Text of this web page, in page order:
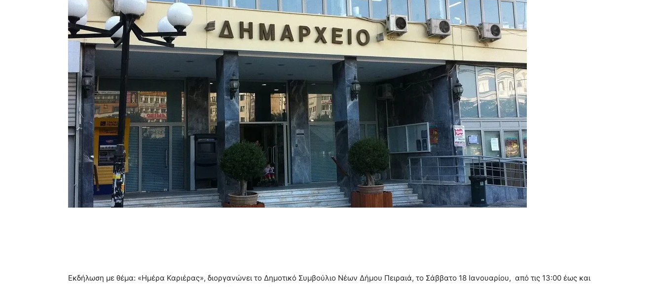
Εκδήλωση με θέμα: «Ημέρα Καριέρας», διοργανώνει το Δημοτικό Συμβούλιο Νέων Δήμου Πειραιά, το Σάββατο 18 Ιανουαρίου, από τις 13:00 έως και